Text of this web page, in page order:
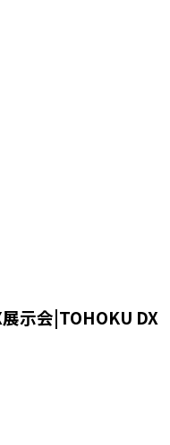
示会|TOHOKU DX